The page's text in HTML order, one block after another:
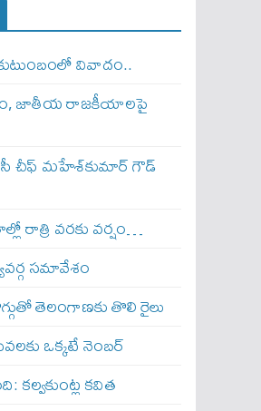
వివాదం..
జాతీయ రాజకీయాలపై
చీఫ్ మహేశ్‌కుమార్ గౌడ్
రాత్రి వరకు వర్షం…
సమావేశం
తెలంగాణకు తొలి రైలు
ఒక్క‌టే నెంబ‌ర్‌
క‌ల్వ‌కుంట్ల కవిత